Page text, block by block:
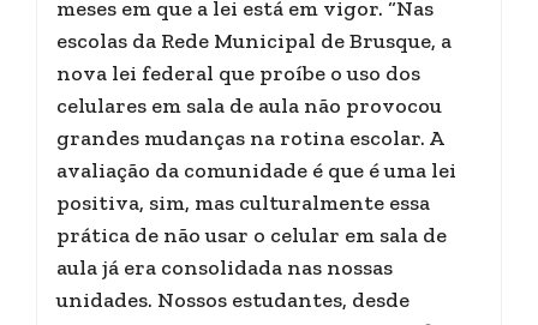
meses em que a lei está em vigor. “Nas
escolas da Rede Municipal de Brusque, a
nova lei federal que proíbe o uso dos
celulares em sala de aula não provocou
grandes mudanças na rotina escolar. A
avaliação da comunidade é que é uma lei
positiva, sim, mas culturalmente essa
prática de não usar o celular em sala de
aula já era consolidada nas nossas
unidades. Nossos estudantes, desde